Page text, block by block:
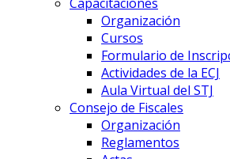
Organización
Cursos
Formulario de
Actividades de la ECJ
Aula Virtual del STJ
Consejo de Fiscales
Organización
Reglamentos